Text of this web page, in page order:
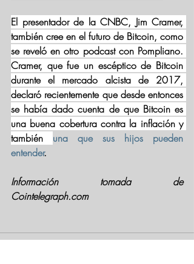
El presentador de la CNBC, Jim Cramer,
también cree en el futuro de Bitcoin, como
se reveló en otro podcast con Pompliano.
Cramer, que fue un escéptico de Bitcoin
durante el mercado alcista de 2017,
declaró recientemente que desde entonces
se había dado cuenta de que Bitcoin es
una buena cobertura contra la inflación y
también una que sus hijos pueden
entender.
Información tomada de
Cointelegraph.com